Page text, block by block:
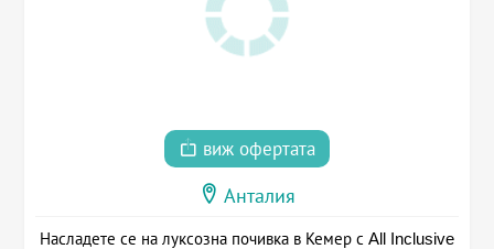
виж офертата
Анталия
Насладете се на луксозна почивка в Кемер с All Inclusive